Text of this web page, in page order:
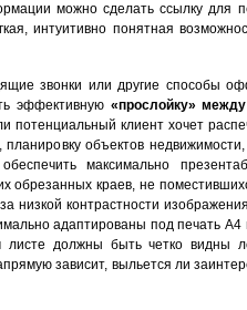
можно сделать ссылку для
интуитивно понятная
звонки или другие способы
эффективную «прослойку»
потенциальный клиент хочет
объектов недвижимости,
максимально
обрезанных краев, не
низкой контрастности
адаптированы под печать
листе должны быть четко видны
зависит, выльется ли